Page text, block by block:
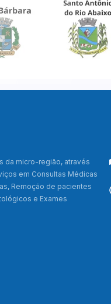
da micro-região, através
em Consultas Médicas
Remoção de pacientes
e Exames